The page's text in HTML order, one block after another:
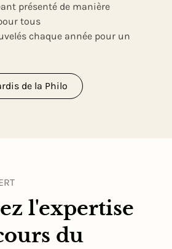
présenté de manière
tous
chaque année pour un
de la Philo
l'expertise
du